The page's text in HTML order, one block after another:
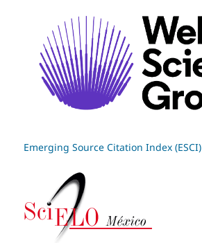
Emerging Source Citation Index (ESCI)